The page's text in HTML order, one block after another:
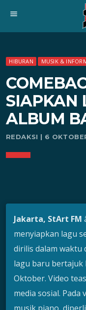
menu
HIBURAN MUSIK &
SIAPKAN
ALBUM
REDAKSI | 6
Jakarta, StArt FM
menyiapkan lagu
dirilis dalam waktu
lagu baru bertajuk
Oktober. Video
media sosial.